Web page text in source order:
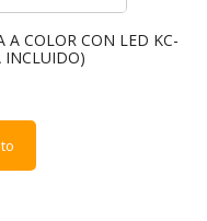
A COLOR CON LED KC-
INCLUIDO)